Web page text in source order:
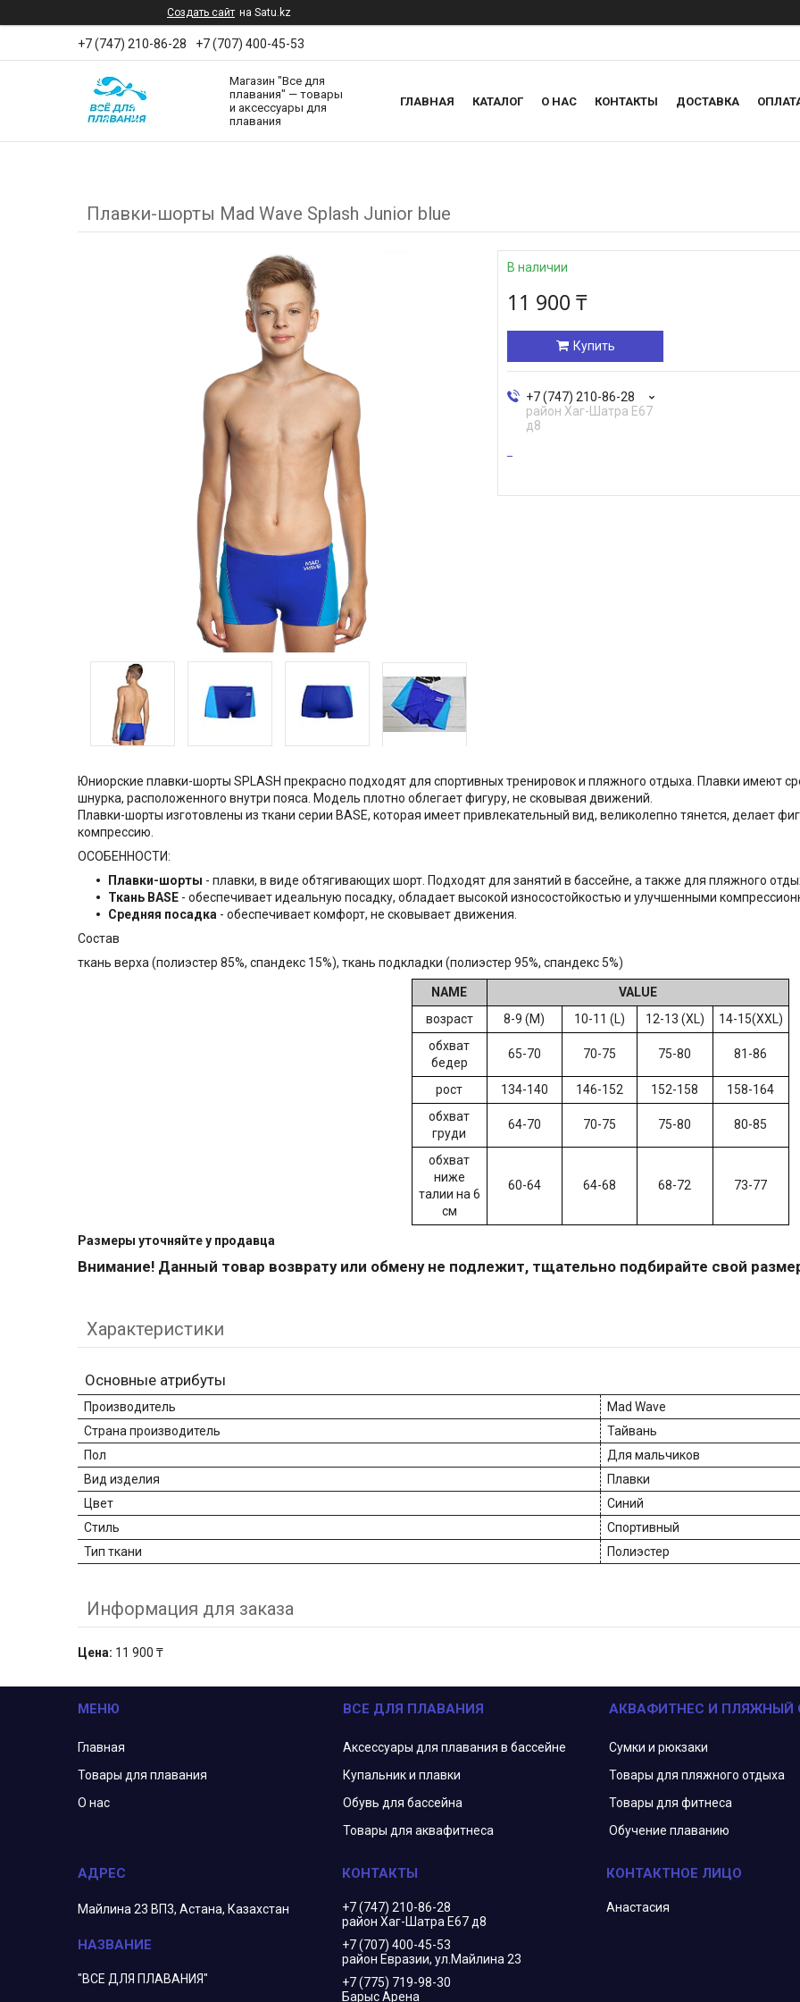
Создать сайт на Satu.kz
+7 (747) 210-86-28 +7 (707) 400-45-53
Магазин "Все для
плавания" — товары
и аксессуары для
плавания
ГЛАВНАЯ КАТАЛОГ О НАС КОНТАКТЫ ДОСТАВКА
Плавки-шорты Mad Wave Splash Junior blue
В наличии
11 900 ₸
Купить
+7 (747) 210-86-28
район Хаг-Шатра Е67
д8
Юниорские плавки-шорты SPLASH прекрасно подходят для спортивных тренировок и пляжного отдыха. Плавки имеют
шнурка, расположенного внутри пояса. Модель плотно облегает фигуру, не сковывая движений.
Плавки-шорты изготовлены из ткани серии BASE, которая имеет привлекательный вид, великолепно тянется, делает
компрессию.
ОСОБЕННОСТИ:
Плавки-шорты - плавки, в виде обтягивающих шорт. Подходят для занятий в бассейне, а также для пляжного
Ткань BASE - обеспечивает идеальную посадку, обладает высокой износостойкостью и улучшенными
Средняя посадка - обеспечивает комфорт, не сковывает движения.
Состав
ткань верха (полиэстер 85%, спандекс 15%), ткань подкладки (полиэстер 95%, спандекс 5%)
NAME
VALUE
возраст
8-9 (M) 10-11 (L) 12-13 (XL)
14-15(XXL)
обхват
бедер
65-70 70-75 75-80 81-86
рост 134-140 146-152 152-158
158-164
обхват
груди
64-70 70-75 75-80 80-85
обхват
ниже
талии на 6
см
60-64 64-68 68-72 73-77
Размеры уточняйте у продавца
Внимание! Данный товар возврату или обмену не подлежит, тщательно подбирайте свой
Характеристики
Основные атрибуты
Производитель
Mad Wave
Страна производитель
Тайвань
Пол
Для мальчиков
Вид изделия
Плавки
Цвет
Синий
Стиль
Спортивный
Тип ткани
Полиэстер
Информация для заказа
Цена: 11 900 ₸
МЕНЮ
Главная
Товары для плавания
О нас
ВСЕ ДЛЯ ПЛАВАНИЯ
Аксессуары для плавания в бассейне
Купальник и плавки
Обувь для бассейна
Товары для аквафитнеса
АКВАФИТНЕС И ПЛЯЖНЫЙ
Сумки и рюкзаки
Товары для пляжного отдыха
Товары для фитнеса
Обучение плаванию
Майлина 23 ВП3, Астана, Казахстан
"ВСЕ ДЛЯ ПЛАВАНИЯ"
+7 (747) 210-86-28
район Хаг-Шатра Е67 д8
+7 (707) 400-45-53
район Евразии, ул.Майлина 23
+7 (775) 719-98-30
Барыс Арена
Анастасия